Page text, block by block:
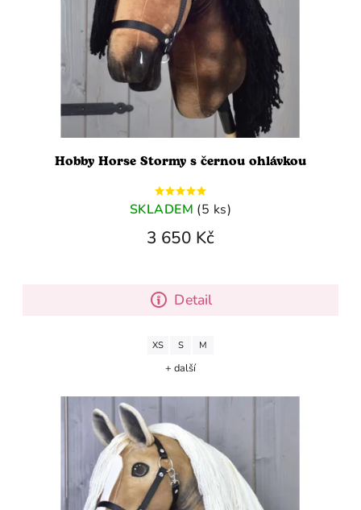
Hobby Horse Stormy s černou ohlávkou
SKLADEM (5 ks)
3 650 Kč
Detail
XS S M
+ další